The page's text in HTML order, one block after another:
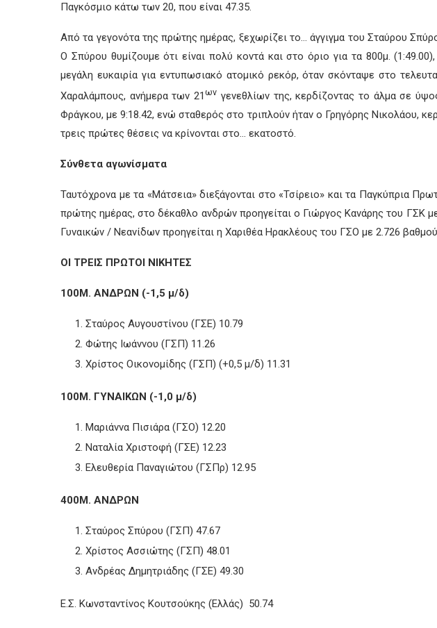
Παγκόσμιο κάτω των 20, που είναι 47.35.
Από τα γεγονότα της πρώτης ημέρας, ξεχωρίζει το… άγγιγμα του Σταύρου
Ο Σπύρου θυμίζουμε ότι είναι πολύ κοντά και στο όριο για τα 800μ.
μεγάλη ευκαιρία για εντυπωσιακό ατομικό ρεκόρ, όταν σκόνταψε στο
Χαραλάμπους, ανήμερα των 21ων γενεθλίων της, κερδίζοντας το άλμα σε
Φράγκου, με 9:18.42, ενώ σταθερός στο τριπλούν ήταν ο Γρηγόρης Νικολάου,
τρεις πρώτες θέσεις να κρίνονται στο… εκατοστό.
Σύνθετα αγωνίσματα
Ταυτόχρονα με τα «Μάτσεια» διεξάγονται στο «Τσίρειο» και τα Παγκύπρια
πρώτης ημέρας, στο δέκαθλο ανδρών προηγείται ο Γιώργος Κανάρης του
Γυναικών / Νεανίδων προηγείται η Χαριθέα Ηρακλέους του ΓΣΟ με 2.726
ΟΙ ΤΡΕΙΣ ΠΡΩΤΟΙ ΝΙΚΗΤΕΣ
100Μ. ΑΝΔΡΩΝ (-1,5 μ/δ)
Σταύρος Αυγουστίνου (ΓΣΕ) 10.79
Φώτης Ιωάννου (ΓΣΠ) 11.26
Χρίστος Οικονομίδης (ΓΣΠ) (+0,5 μ/δ) 11.31
100Μ. ΓΥΝΑΙΚΩΝ (-1,0 μ/δ)
Μαριάννα Πισιάρα (ΓΣΟ) 12.20
Ναταλία Χριστοφή (ΓΣΕ) 12.23
Ελευθερία Παναγιώτου (ΓΣΠρ) 12.95
400Μ. ΑΝΔΡΩΝ
Σταύρος Σπύρου (ΓΣΠ) 47.67
Χρίστος Ασσιώτης (ΓΣΠ) 48.01
Ανδρέας Δημητριάδης (ΓΣΕ) 49.30
Ε.Σ. Κωνσταντίνος Κουτσούκης (Ελλάς) 50.74